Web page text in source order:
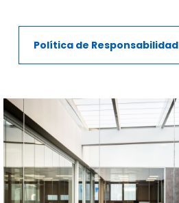
Política de Responsabilidad